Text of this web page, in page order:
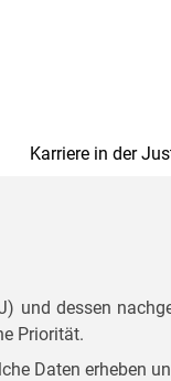
Karriere in der
und dessen
Priorität.
Daten erheben